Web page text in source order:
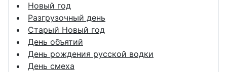
Новый год
Разгрузочный день
Старый Новый год
День объятий
День рождения русской водки
День смеха